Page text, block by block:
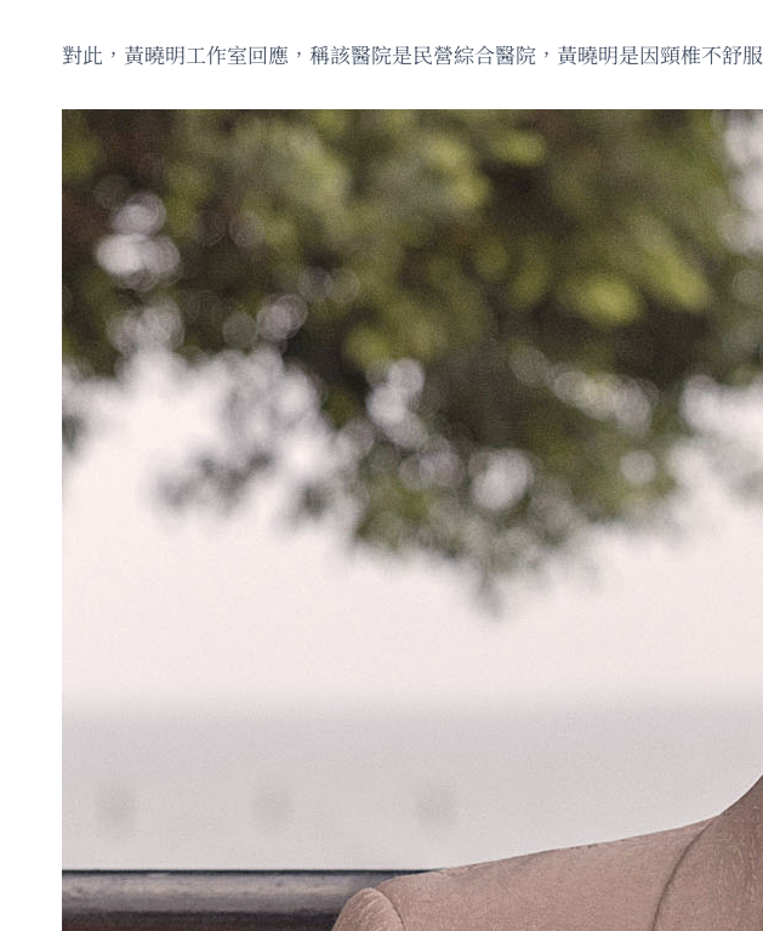
對此，黃曉明工作室回應，稱該醫院是民營綜合醫院，黃曉明是因頸椎不舒